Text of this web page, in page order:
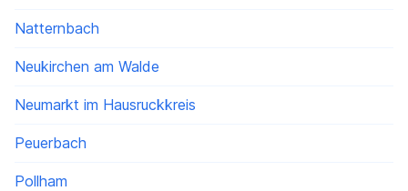
Natternbach
Neukirchen am Walde
Neumarkt im Hausruckkreis
Peuerbach
Pollham